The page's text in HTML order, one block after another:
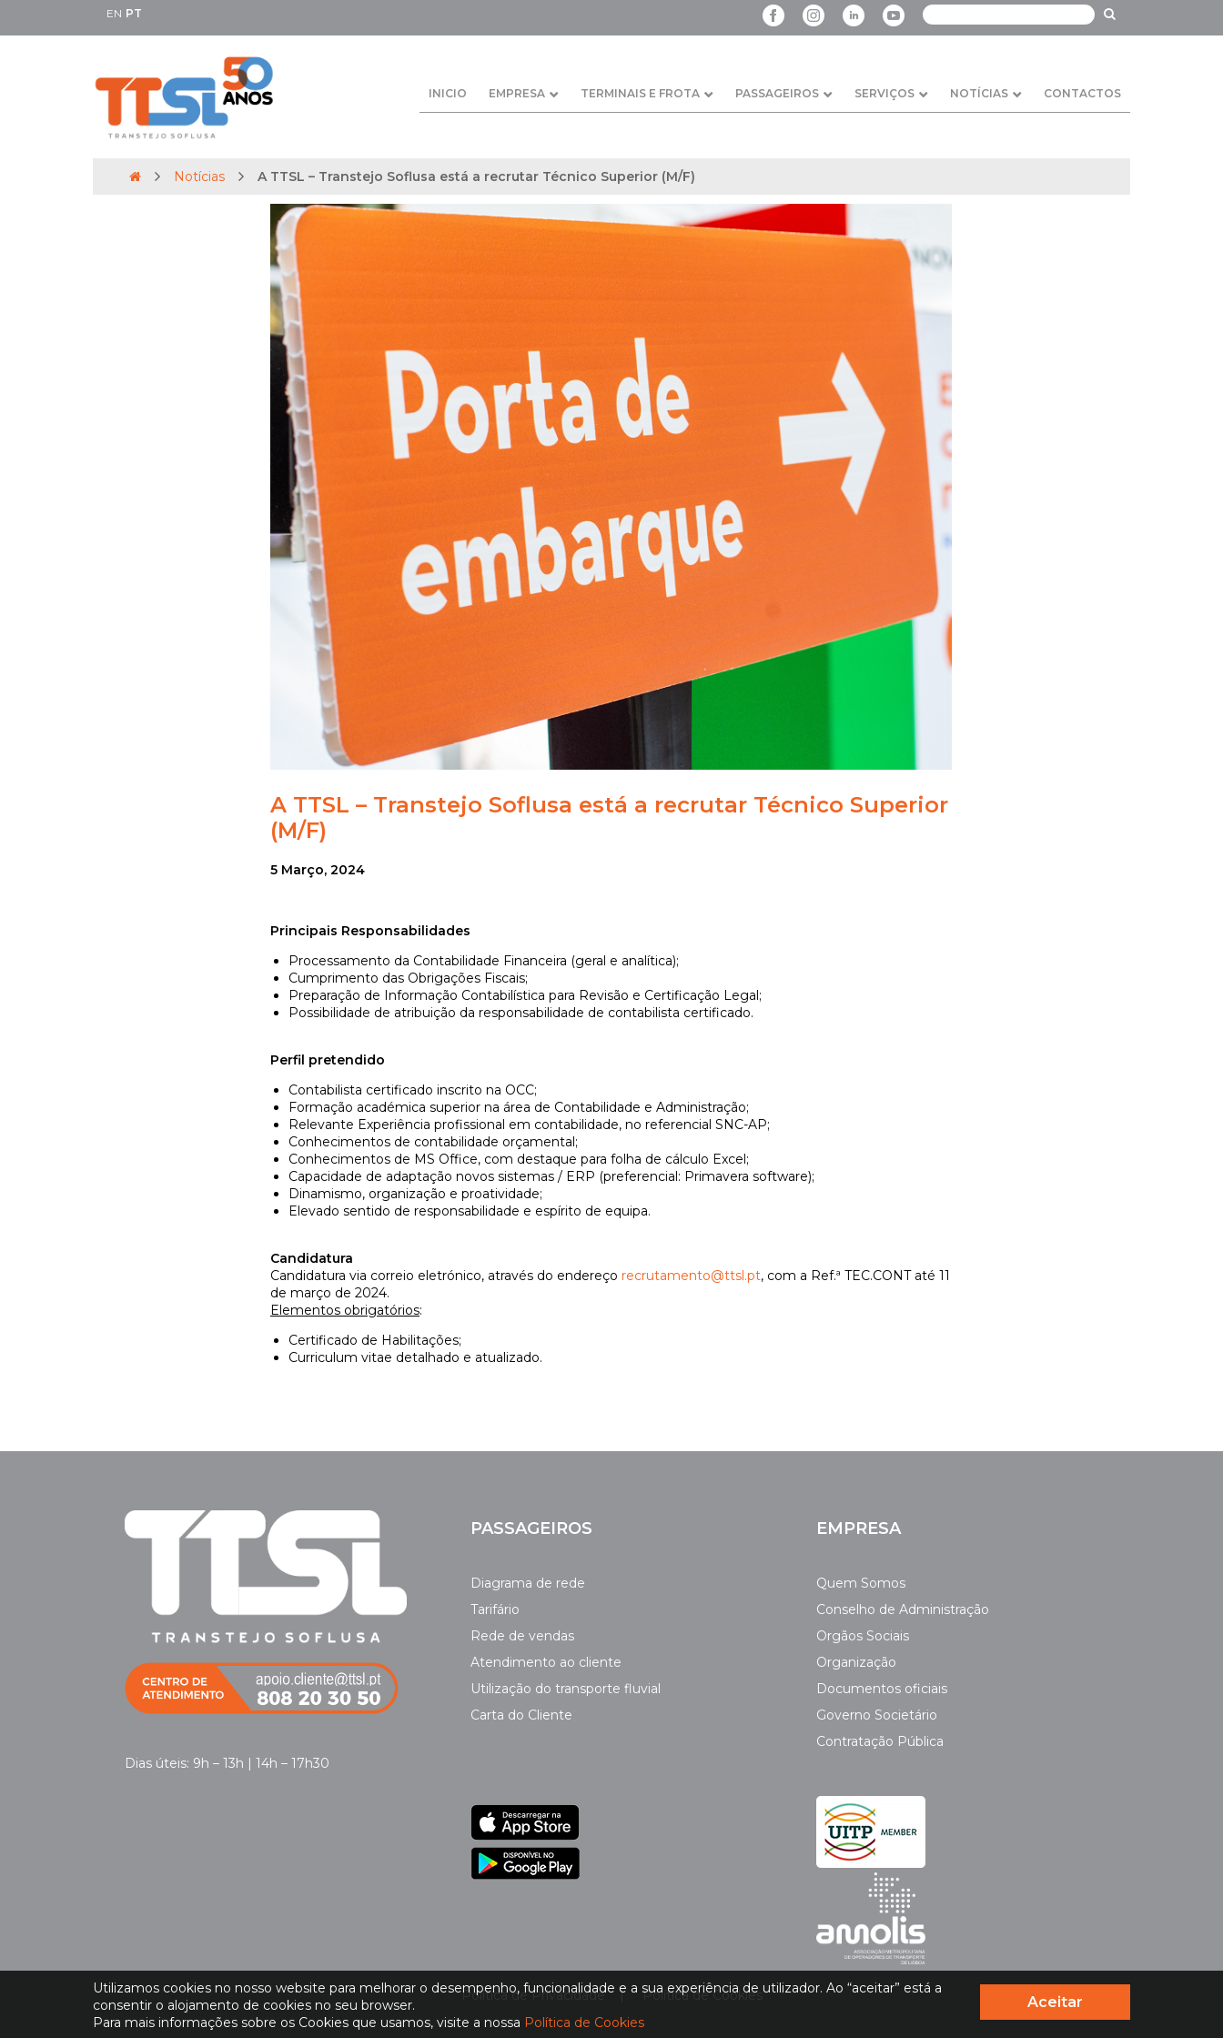
EN PT
INICIO EMPRESA TERMINAIS E FROTA PASSAGEIROS SERVIÇOS NOTÍCIAS CONTACTOS
Notícias A TTSL – Transtejo Soflusa está a recrutar Técnico Superior (M/F)
A TTSL – Transtejo Soflusa está a recrutar Técnico Superior
(M/F)
5 Março, 2024
Principais Responsabilidades
Processamento da Contabilidade Financeira (geral e analítica);
Cumprimento das Obrigações Fiscais;
Preparação de Informação Contabilística para Revisão e Certificação Legal;
Possibilidade de atribuição da responsabilidade de contabilista certificado.
Perfil pretendido
Contabilista certificado inscrito na OCC;
Formação académica superior na área de Contabilidade e Administração;
Relevante Experiência profissional em contabilidade, no referencial SNC-AP;
Conhecimentos de contabilidade orçamental;
Conhecimentos de MS Office, com destaque para folha de cálculo Excel;
Capacidade de adaptação novos sistemas / ERP (preferencial: Primavera software);
Dinamismo, organização e proatividade;
Elevado sentido de responsabilidade e espírito de equipa.
Candidatura
Candidatura via correio eletrónico, através do endereço recrutamento@ttsl.pt, com a Ref.ª TEC.CONT até 11
de março de 2024.
Elementos obrigatórios:
Certificado de Habilitações;
Curriculum vitae detalhado e atualizado.
Dias úteis: 9h – 13h | 14h – 17h30
PASSAGEIROS
Diagrama de rede
Tarifário
Rede de vendas
Atendimento ao cliente
Utilização do transporte fluvial
Carta do Cliente
EMPRESA
Quem Somos
Conselho de Administração
Orgãos Sociais
Organização
Documentos oficiais
Governo Societário
Contratação Pública
Política de Privacidade| Política de Cookies
Utilizamos cookies no nosso website para melhorar o desempenho, funcionalidade e a sua experiência de utilizador. Ao “aceitar” está a
consentir o alojamento de cookies no seu browser.
Para mais informações sobre os Cookies que usamos, visite a nossa Política de Cookies
Aceitar